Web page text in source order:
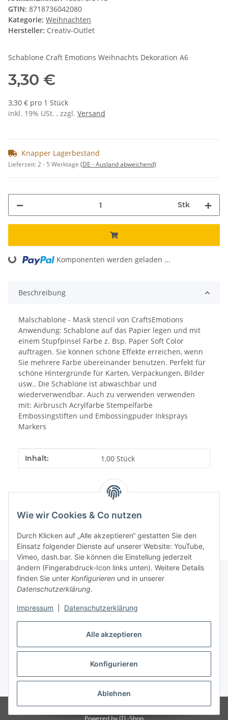
Alle akzeptieren
Konfigurieren
Ablehnen
Wie wir Cookies & Co nutzen
Durch Klicken auf „Alle akzeptieren“ gestatten Sie den
Einsatz folgender Dienste auf unserer Website: YouTube,
Vimeo, dash.bar. Sie können die Einstellung jederzeit
ändern (Fingerabdruck-Icon links unten). Weitere Details
finden Sie unter Konfigurieren und in unserer
Datenschutzerklärung.
Impressum Datenschutzerklärung
GTIN: 8718736042080
Kategorie: Weihnachten
Hersteller: Creativ-Outlet
Schablone Craft Emotions Weihnachts Dekoration A6
3,30 €
3,30 € pro 1 Stück
inkl. 19% USt. , zzgl. Versand
Knapper Lagerbestand
Lieferzeit:2 - 5 Werktage (DE - Ausland abweichend)
Stk
Loading... Komponenten werden geladen ...
Beschreibung
Malschablone - Mask stencil von CraftsEmotions
Anwendung: Schablone auf das Papier legen und mit
einem Stupfpinsel Farbe z. Bsp. Paper Soft Color
auftragen. Sie können schöne Effekte erreichen, wenn
Sie mehrere Farbe übereinander benutzen. Perfekt für
schöne Hintergründe für Karten, Verpackungen, Bilder
usw.. Die Schablone ist abwaschbar und
wiederverwendbar. Auch zu verwenden verwenden
mit: Airbrusch Acrylfarbe Stempelfarbe
Embossingstiften und Embossingpuder Inksprays
Markers
Produkteigenschaft
Wert
Inhalt: 1,00 Stück
Gesetzliche Informationen
Vertrag widerrufen
* Alle Preise inkl. gesetzlicher USt., zzgl.Versand
© Babett Gapski, Creativ Outlet
Powered by JTL-Shop